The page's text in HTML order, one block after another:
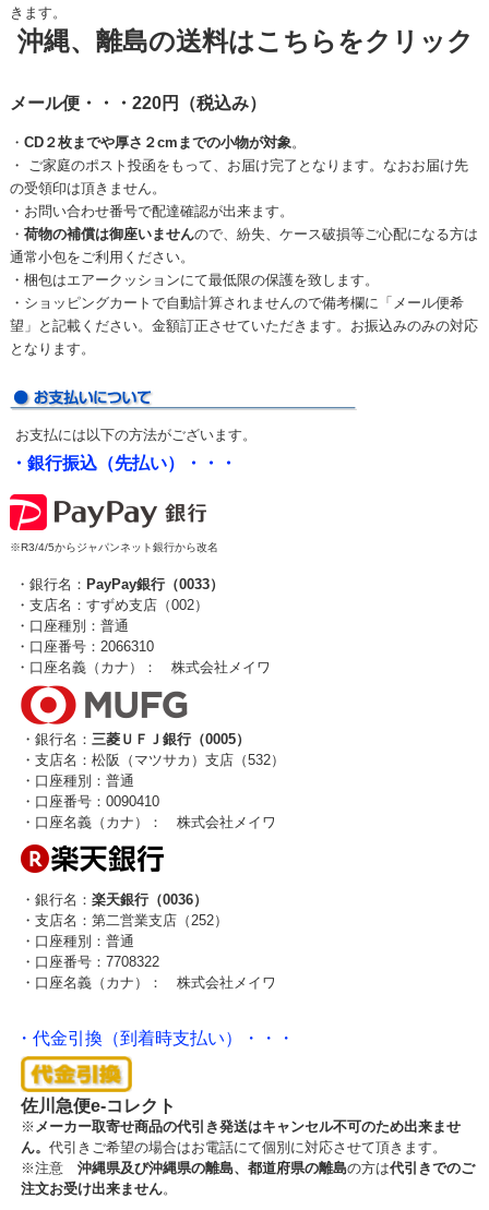
きます。
沖縄、離島の送料はこちらをクリック
メール便・・・220円（税込み）
・ CD２枚までや厚さ２cmまでの小物が対象。
・ ご家庭のポスト投函をもって、お届け完了となります。なおお届け先
の受領印は頂きません。
・お問い合わせ番号で配達確認が出来ます。
・ 荷物の補償は御座いませんので、紛失、ケース破損等ご心配になる方は
通常小包をご利用ください。
・梱包はエアークッションにて最低限の保護を致します。
・ショッピングカートで自動計算されませんので備考欄に「メール便希
望」と記載ください。金額訂正させていただきます。お振込みのみの対応
となります。
お支払には以下の方法がございます。
・銀行振込（先払い）・・・
※R3/4/5からジャパンネット銀行から改名
・銀行名： PayPay銀行（0033）
・支店名：すずめ支店（002）
・口座種別：普通
・口座番号：2066310
・口座名義（カナ）： 株式会社メイワ
・銀行名： 三菱ＵＦＪ銀行（0005）
・支店名：松阪（マツサカ）支店（532）
・口座種別：普通
・口座番号：0090410
・口座名義（カナ）： 株式会社メイワ
・銀行名： 楽天銀行（0036）
・支店名：第二営業支店（252）
・口座種別：普通
・口座番号：7708322
・口座名義（カナ）： 株式会社メイワ
・代金引換（到着時支払い）・・・
佐川急便e-コレクト
※ メーカー取寄せ商品の代引き発送はキャンセル不可のため出来ませ
ん。 代引きご希望の場合はお電話にて個別に対応させて頂きます。
※注意 沖縄県及び沖縄県の離島、都道府県の離島の方は代引きでのご
注文お受け出来ません。